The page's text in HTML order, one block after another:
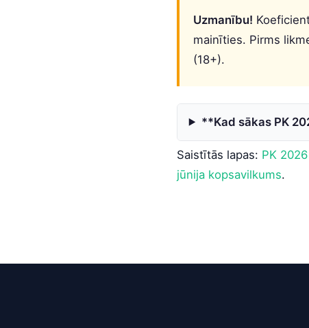
Uzmanību!
mainīties. Pirms
(18+).
**Kad sākas PK
Saistītās lapas: PK
jūnija kopsavilkums.